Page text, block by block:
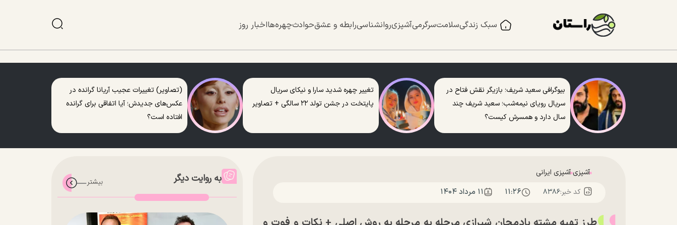
سبک زندگیسلامتسرگرمیآشپزیروانشناسیرابطه و عشقحوادثچهره‌هااخبار روز
بیوگرافی سعید شریف؛ بازیگر نقش فتاح در
سریال رویای نیمه‌شب؛ سعید شریف چند
سال دارد و همسرش کیست؟
تغییر چهره شدید سارا و نیکای سریال
پایتخت در جشن تولد ۲۲ سالگی + تصاویر
(تصاویر) تغییرات عجیب آریانا گرانده در
عکس‌های جدیدش؛ آیا اتفاقی برای گرانده
افتاده است؟
آشپزی آشپزی ایرانی
کد خبر:۸۳۸۶ ۱۱:۲۶ ۱۱ مرداد ۱۴۰۴
به روایت دیگر